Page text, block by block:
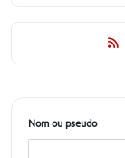
Nom ou pseudo